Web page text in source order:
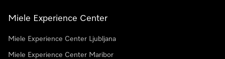
Miele Experience Center
Miele Experience Center Ljubljana
Miele Experience Center Maribor